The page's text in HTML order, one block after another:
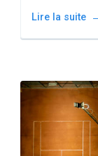
Lire la suite